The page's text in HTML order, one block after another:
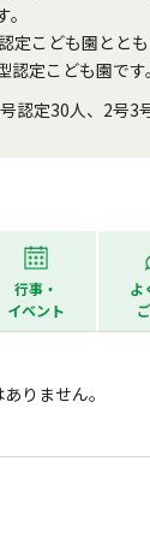
定こども園とと
認定こども園です。
定30人、2号3
行事・
イベント
よ
りません。